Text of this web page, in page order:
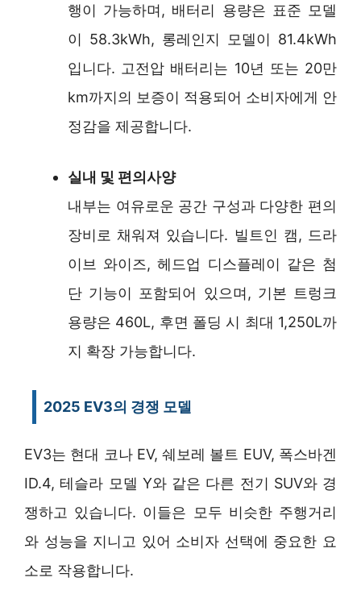
행이 가능하며, 배터리 용량은 표준 모델
이 58.3kWh, 롱레인지 모델이 81.4kWh
입니다. 고전압 배터리는 10년 또는 20만
km까지의 보증이 적용되어 소비자에게 안
정감을 제공합니다.
실내 및 편의사양
내부는 여유로운 공간 구성과 다양한 편의
장비로 채워져 있습니다. 빌트인 캠, 드라
이브 와이즈, 헤드업 디스플레이 같은 첨
단 기능이 포함되어 있으며, 기본 트렁크
용량은 460L, 후면 폴딩 시 최대 1,250L까
지 확장 가능합니다.
2025 EV3의 경쟁 모델
EV3는 현대 코나 EV, 쉐보레 볼트 EUV, 폭스바겐
ID.4, 테슬라 모델 Y와 같은 다른 전기 SUV와 경
쟁하고 있습니다. 이들은 모두 비슷한 주행거리
와 성능을 지니고 있어 소비자 선택에 중요한 요
소로 작용합니다.